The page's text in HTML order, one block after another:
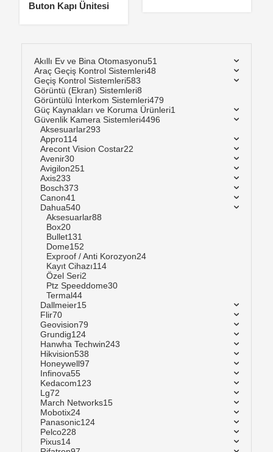
Buton Kapı Ünitesi
Akıllı Ev ve Bina Otomasyonu51
Araç Geçiş Kontrol Sistemleri48
Geçiş Kontrol Sistemleri583
Görüntü (Ekran) Sistemleri8
Görüntülü İnterkom Sistemleri479
Güç Kaynakları ve Koruma Ürünleri1
Güvenlik Kamera Sistemleri4496
Aksesuarlar293
Appro114
Arecont Vision Costar22
Avenir30
Avigilon251
Axis233
Bosch373
Canon41
Dahua540
Aksesuarlar88
Box20
Bullet131
Dome152
Exproof / Anti Korozyon24
Kayıt Cihazı114
Özel Seri2
Ptz Speeddome30
Termal44
Dallmeier15
Flir70
Geovision79
Grundig124
Hanwha Techwin243
Hikvision538
Honeywell97
Infinova55
Kedacom123
Lg72
March Networks15
Mobotix24
Panasonic124
Pelco228
Pixus14